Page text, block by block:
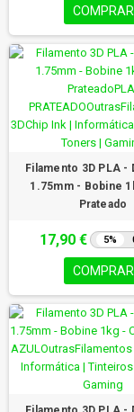
COMPRAR
Filamento 3D PLA -
1.75mm - Bobine
Prateado
17,90 € 5%
COMPRAR